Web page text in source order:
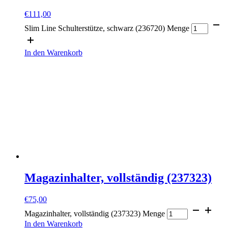
€111,00
Slim Line Schulterstütze, schwarz (236720) Menge
In den Warenkorb
Magazinhalter, vollständig (237323)
€75,00
Magazinhalter, vollständig (237323) Menge
In den Warenkorb